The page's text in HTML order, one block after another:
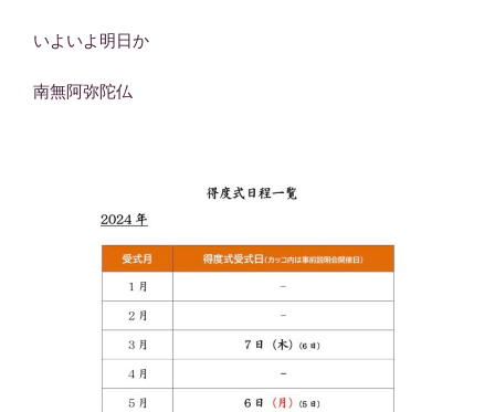
いよいよ明日か
南無阿弥陀仏